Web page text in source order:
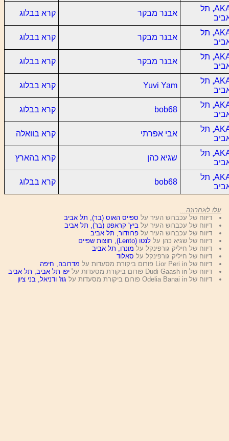
AKA, תל
אבנר מבקר קרא בבלוג
AKA, תל
אבנר מבקר קרא בבלוג
AKA, תל
אבנר מבקר קרא בבלוג
AKA, תל
Yuvi Yam קרא בבלוג
AKA, תל
bob68 קרא בבלוג
AKA, תל
אבי אפרתי קרא בוואלה
AKA, תל
שגיא כהן קרא בהארץ
AKA, תל
bob68 קרא בבלוג
עלו לאחרונה...
דיווח של עכברוש העיר על ספייס האוס (בר), תל אביב
דיווח של עכברוש העיר על ביץ' קראפט (בר), תל אביב
דיווח של עכברוש העיר עלפרוזדור, תל אביב
דיווח של שגיא כהן עללנטו (Lento), חוצות שפיים
דיווח של חיליק גורפינקל על מונרו, תל אביב
דיווח של חיליק גורפינקל על סאלוד
דיווח של Lior Peri in פורום ביקורת מסעדות על
מדרובה, חיפה
דיווח של Dudi Gaash in פורום ביקורת מסעדות על
יפו תל אביב, תל אביב
דיווח של Odelia Banai in פורום ביקורת מסעדות על
גוז' ודניאל, בני ציון